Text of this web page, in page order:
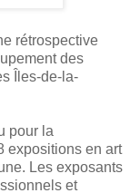
rétrospective
des
Îles-de-la-
pour la
expositions en art
Les exposants
et